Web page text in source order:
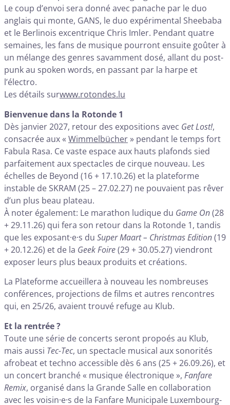
Le coup d’envoi sera donné avec panache par le duo
anglais qui monte, GANS, le duo expérimental Sheebaba
et le Berlinois excentrique Chris Imler. Pendant quatre
semaines, les fans de musique pourront ensuite goûter à
un mélange des genres savamment dosé, allant du post-
punk au spoken words, en passant par la harpe et
l’électro.
Les détails surwww.rotondes.lu
Bienvenue dans la Rotonde 1
Dès janvier 2027, retour des expositions avec Get Lost!,
consacrée aux « Wimmelbücher» pendant le temps fort
Fabula Rasa. Ce vaste espace aux hauts plafonds sied
parfaitement aux spectacles de cirque nouveau. Les
échelles de Beyond (16 + 17.10.26) et la plateforme
instable de SKRAM (25 – 27.02.27) ne pouvaient pas rêver
d’un plus beau plateau.
À noter également: Le marathon ludique du Game On(28
+ 29.11.26) qui fera son retour dans la Rotonde 1, tandis
que les exposant·e·s du Super Maart – Christmas Edition(19
+ 20.12.26) et de la Geek Foire(29 + 30.05.27) viendront
exposer leurs plus beaux produits et créations.
La Plateforme accueillera à nouveau les nombreuses
conférences, projections de films et autres rencontres
qui, en 25/26, avaient trouvé refuge au Klub.
Et la rentrée ?
Toute une série de concerts seront propoés au Klub,
mais aussi Tec-Tec, un spectacle musical aux sonorités
afrobeat et techno accessible dès 6 ans (25 + 26.09.26), et
un concert branché « musique électronique », Fanfare
Remix, organisé dans la Grande Salle en collaboration
avec les voisin·e·s de la Fanfare Municipale Luxembourg-